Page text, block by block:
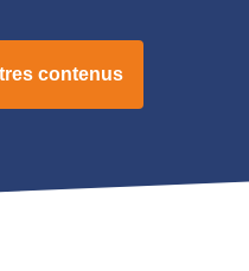
contenus